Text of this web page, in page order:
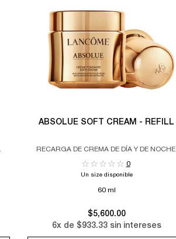
ABSOLUE SOFT CREAM - REFILL
RECARGA DE CREMA DE DÍA Y DE NOCHE,
0
Un size disponible
60 ml
$5,600.00
6x de $933.33sin intereses